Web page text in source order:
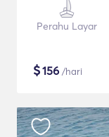
Perahu Layar
$156 /hari